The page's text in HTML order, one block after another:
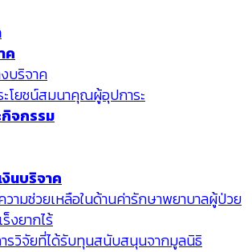
ค
บริจาค
โยชน์สมนาคุณผู้อุปการะ
กิจกรรม
นบริจาค
วามช่วยเหลือในด้านค่ารักษาพยาบาลผู้ป่วย
ร็งยากไร้
รวิจัยที่ได้รับทุนสนับสนุนจากมูลนิธิ